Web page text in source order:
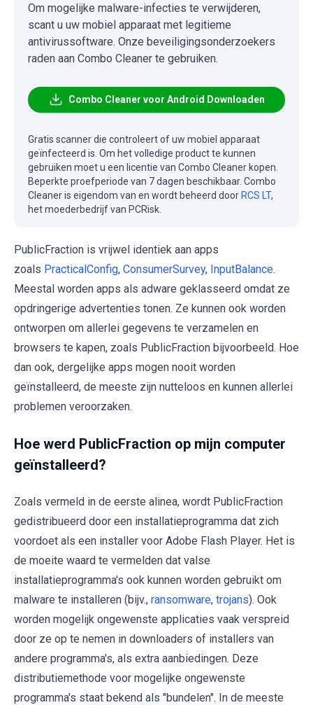
Om mogelijke malware-infecties te verwijderen,
scant u uw mobiel apparaat met legitieme
antivirussoftware. Onze beveiligingsonderzoekers
raden aan Combo Cleaner te gebruiken.
Combo Cleaner voor Android Downloaden
Gratis scanner die controleert of uw mobiel apparaat
geïnfecteerd is. Om het volledige product te kunnen
gebruiken moet u een licentie van Combo Cleaner kopen.
Beperkte proefperiode van 7 dagen beschikbaar. Combo
Cleaner is eigendom van en wordt beheerd doorRCS LT,
het moederbedrijf van PCRisk.
PublicFraction is vrijwel identiek aan apps
zoals PracticalConfig, ConsumerSurvey, InputBalance.
Meestal worden apps als adware geklasseerd omdat ze
opdringerige advertenties tonen. Ze kunnen ook worden
ontworpen om allerlei gegevens te verzamelen en
browsers te kapen, zoals PublicFraction bijvoorbeeld. Hoe
dan ook, dergelijke apps mogen nooit worden
geïnstalleerd, de meeste zijn nutteloos en kunnen allerlei
problemen veroorzaken.
Hoe werd PublicFraction op mijn computer
geïnstalleerd?
Zoals vermeld in de eerste alinea, wordt PublicFraction
gedistribueerd door een installatieprogramma dat zich
voordoet als een installer voor Adobe Flash Player. Het is
de moeite waard te vermelden dat valse
installatieprogramma's ook kunnen worden gebruikt om
malware te installeren (bijv., ransomware, trojans). Ook
worden mogelijk ongewenste applicaties vaak verspreid
door ze op te nemen in downloaders of installers van
andere programma's, als extra aanbiedingen. Deze
distributiemethode voor mogelijke ongewenste
programma's staat bekend als "bundelen". In de meeste